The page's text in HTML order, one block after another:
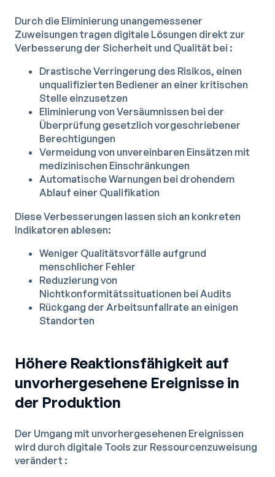
Durch die Eliminierung unangemessener
Zuweisungen tragen digitale Lösungen direkt zur
Verbesserung der Sicherheit und Qualität bei :
Drastische Verringerung des Risikos, einen
unqualifizierten Bediener an einer kritischen
Stelle einzusetzen
Eliminierung von Versäumnissen bei der
Überprüfung gesetzlich vorgeschriebener
Berechtigungen
Vermeidung von unvereinbaren Einsätzen mit
medizinischen Einschränkungen
Automatische Warnungen bei drohendem
Ablauf einer Qualifikation
Diese Verbesserungen lassen sich an konkreten
Indikatoren ablesen:
Weniger Qualitätsvorfälle aufgrund
menschlicher Fehler
Reduzierung von
Nichtkonformitätssituationen bei Audits
Rückgang der Arbeitsunfallrate an einigen
Standorten
Höhere Reaktionsfähigkeit auf
unvorhergesehene Ereignisse in
der Produktion
Der Umgang mit unvorhergesehenen Ereignissen
wird durch digitale Tools zur Ressourcenzuweisung
verändert :